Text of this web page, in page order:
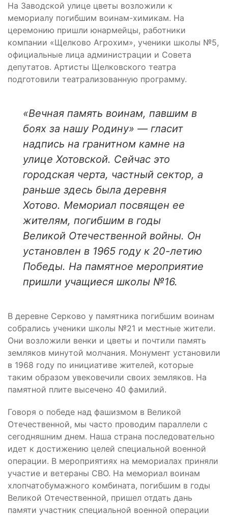
На Заводской улице цветы возложили к
мемориалу погибшим воинам-химикам. На
церемонию пришли юнармейцы, работники
компании «Щелково Агрохим», ученики школы №5,
официальные лица администрации и Совета
депутатов. Артисты Щелковского театра
подготовили театрализованную программу.
«Вечная память воинам, павшим в
боях за нашу Родину» — гласит
надпись на гранитном камне на
улице Хотовской. Сейчас это
городская черта, частный сектор, а
раньше здесь была деревня
Хотово. Мемориал посвящен ее
жителям, погибшим в годы
Великой Отечественной войны. Он
установлен в 1965 году к 20-летию
Победы. На памятное мероприятие
пришли учащиеся школы №16.
В деревне Серково у памятника погибшим воинам
собрались ученики школы №21 и местные жители.
Они возложили венки и цветы и почтили память
земляков минутой молчания. Монумент установили
в 1968 году по инициативе жителей, которые
таким образом увековечили своих земляков. На
памятной плите высечено 40 фамилий.
Говоря о победе над фашизмом в Великой
Отечественной, мы часто проводим параллели с
сегодняшним днем. Наша страна последовательно
идет к достижению целей специальной военной
операции. В мероприятиях на мемориалах приняли
участие и ветераны СВО. На мемориал воинам
хлопчатобумажного комбината, погибшим в годы
Великой Отечественной, пришел отдать дань
памяти участник специальной военной операции